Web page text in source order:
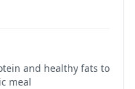
and healthy fats to
meal